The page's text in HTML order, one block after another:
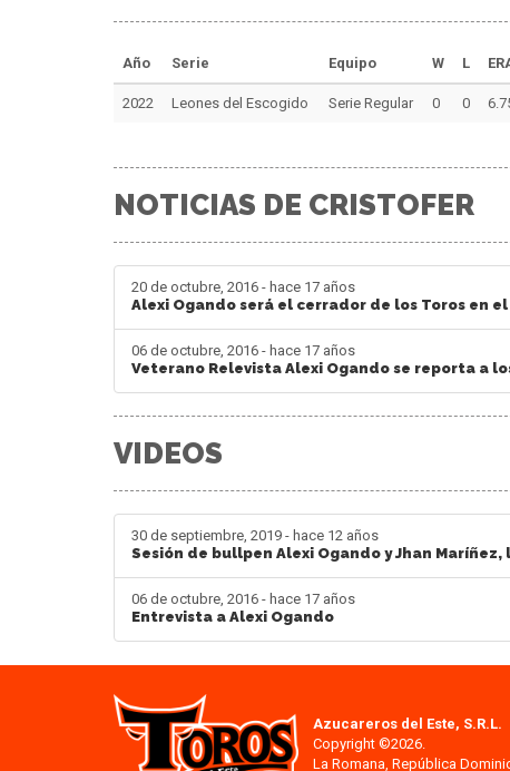
Año Serie Equipo W L
2022 Leones del Escogido Serie Regular 0 0
NOTICIAS DE CRISTOFER
20 de octubre, 2016 - hace 17 años
Alexi Ogando será el cerrador de los Toros en
06 de octubre, 2016 - hace 17 años
Veterano Relevista Alexi Ogando se reporta a
VIDEOS
30 de septiembre, 2019 - hace 12 años
Sesión de bullpen Alexi Ogando y Jhan
06 de octubre, 2016 - hace 17 años
Entrevista a Alexi Ogando
Azucareros del Este, S.R.L.
Copyright ©2026.
La Romana, República